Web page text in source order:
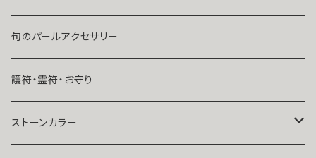
出会いが欲しい
結婚したい
人気運・モテる
ブレスレット・アンクレット
リング
イヤリング・ピアス
Ｋ１０
K１４
Ｋ１８
旬のパールアクセサリー
護符・霊符・お守り
ストーンカラー